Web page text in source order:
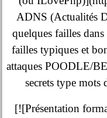
ADNS (Actualités
quelques failles
failles typiques et
attaques POODLE/
secrets type mots
[![Présentation